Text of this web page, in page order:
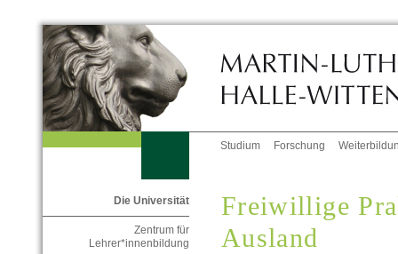
Studium Forschung
Die Universität
Zentrum für
Lehrer*innenbildung
Freiwillige
Ausland